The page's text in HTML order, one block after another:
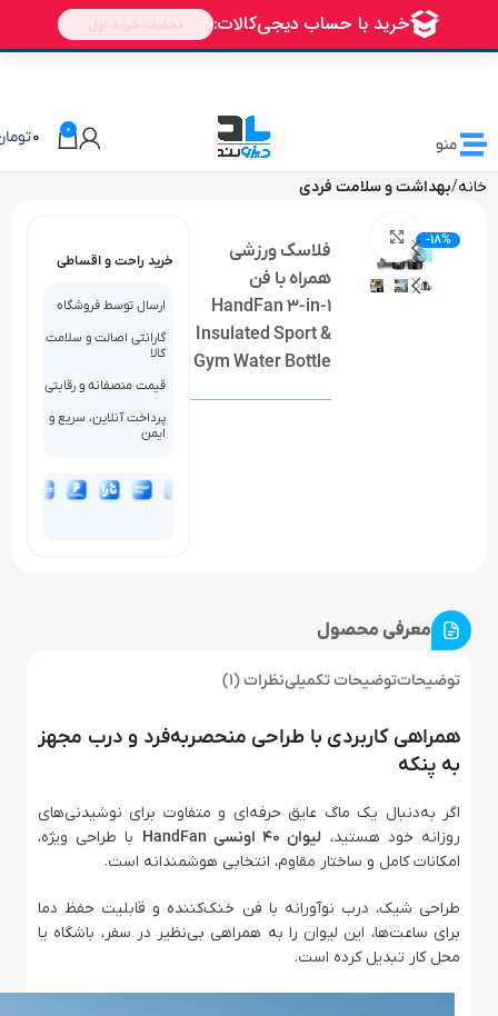
منو
0
0
خانه بهداشت و سلامت فردی
-18%
فلاسک ورزشی
همراه با فن
HandFan 3-in-1
Insulated Sport &
Gym Water Bottle
خرید راحت و اقساطی
ارسال توسط فروشگاه
گارانتی اصالت و سلامت
کالا
قیمت منصفانه و رقابتی
پرداخت آنلاین، سریع و
ایمن
معرفی محصول
توضیحاتتوضیحات تکمیلینظرات (1)
همراهی کاربردی با طراحی منحصربه‌فرد و درب مجهز
به پنکه
اگر به‌دنبال یک ماگ عایق حرفه‌ای و متفاوت برای نوشیدنی‌های
روزانه خود هستید، لیوان ۴۰ اونسی HandFan
با طراحی ویژه،
امکانات کامل و ساختار مقاوم، انتخابی هوشمندانه است.
طراحی شیک، درب نوآورانه با فن خنک‌کننده و قابلیت حفظ دما
برای ساعت‌ها، این لیوان را به همراهی بی‌نظیر در سفر، باشگاه یا
محل کار تبدیل کرده است.
🎁 تخفیف ویژه دیزولند برای اولین خرید شما